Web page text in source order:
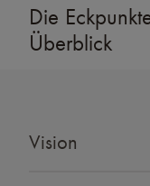
Die
Überblick
Vision